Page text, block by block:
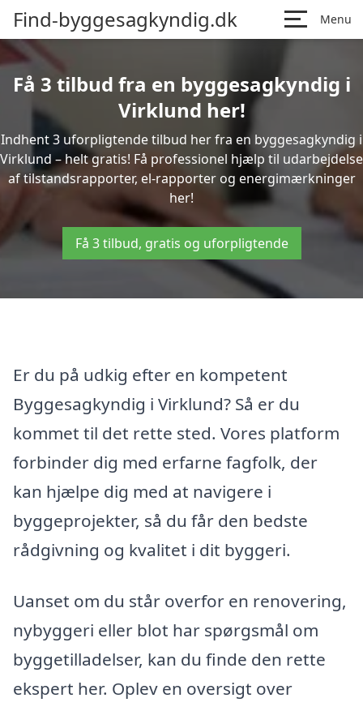
Find-byggesagkyndig.dk Menu
Få 3 tilbud fra en byggesagkyndig i
Virklund her!
Indhent 3 uforpligtende tilbud her fra en byggesagkyndig i
Virklund – helt gratis! Få professionel hjælp til udarbejdelse
af tilstandsrapporter, el-rapporter og energimærkninger
her!
Få 3 tilbud, gratis og uforpligtende
Er du på udkig efter en kompetent
Byggesagkyndig i Virklund? Så er du
kommet til det rette sted. Vores platform
forbinder dig med erfarne fagfolk, der
kan hjælpe dig med at navigere i
byggeprojekter, så du får den bedste
rådgivning og kvalitet i dit byggeri.
Uanset om du står overfor en renovering,
nybyggeri eller blot har spørgsmål om
byggetilladelser, kan du finde den rette
ekspert her. Oplev en oversigt over